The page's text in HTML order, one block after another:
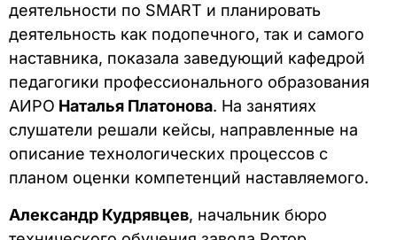
деятельности по SMART и планировать
деятельность как подопечного, так и самого
наставника, показала заведующий кафедрой
педагогики профессионального образования
АИРО Наталья Платонова. На занятиях
слушатели решали кейсы, направленные на
описание технологических процессов с
планом оценки компетенций наставляемого.
Александр Кудрявцев, начальник бюро